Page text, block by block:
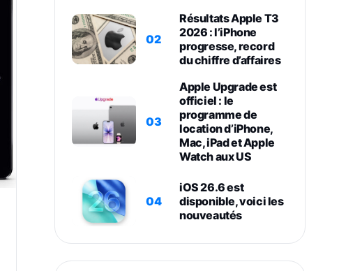
02
Résultats Apple T3
2026 : l’iPhone
progresse, record
du chiffre d’affaires
03
Apple Upgrade est
officiel : le
programme de
location d’iPhone,
Mac, iPad et Apple
Watch aux US
04
iOS 26.6 est
disponible, voici les
nouveautés